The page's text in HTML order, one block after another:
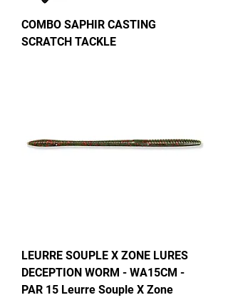
COMBO SAPHIR CASTING
SCRATCH TACKLE
LEURRE SOUPLE X ZONE LURES
DECEPTION WORM - WA15CM -
PAR 15 Leurre Souple X Zone